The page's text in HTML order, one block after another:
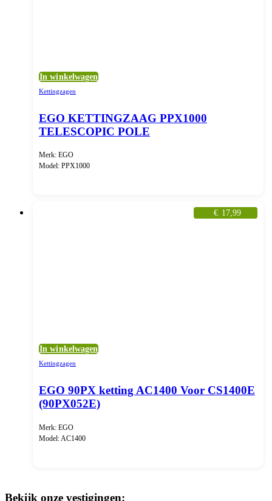
In winkelwagen
Kettingzagen
EGO KETTINGZAAG PPX1000
TELESCOPIC POLE
Merk: EGO
Model: PPX1000
€ 17,99
In winkelwagen
Kettingzagen
EGO 90PX ketting AC1400 Voor CS1400E
(90PX052E)
Merk: EGO
Model: AC1400
Bekijk onze vestigingen: